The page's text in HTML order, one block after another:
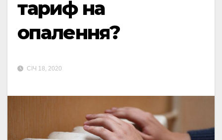
тариф на
опалення?
СІЧ 18, 2020